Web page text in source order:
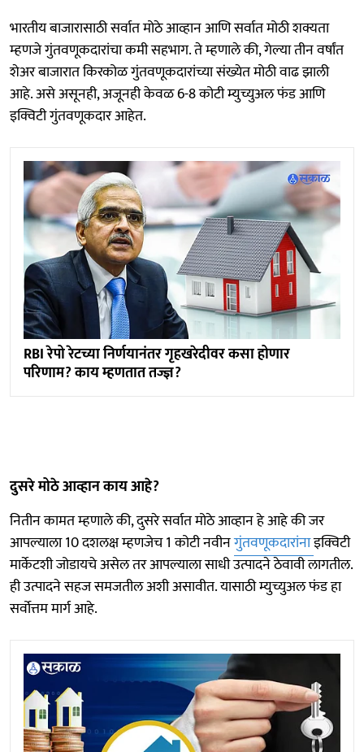
भारतीय बाजारासाठी सर्वात मोठे आव्हान आणि सर्वात मोठी शक्यता
म्हणजे गुंतवणूकदारांचा कमी सहभाग. ते म्हणाले की, गेल्या तीन वर्षांत
शेअर बाजारात किरकोळ गुंतवणूकदारांच्या संख्येत मोठी वाढ झाली
आहे. असे असूनही, अजूनही केवळ 6-8 कोटी म्युच्युअल फंड आणि
इक्विटी गुंतवणूकदार आहेत.
RBI रेपो रेटच्या निर्णयानंतर गृहखरेदीवर कसा होणार
परिणाम? काय म्हणतात तज्ज्ञ?
दुसरे मोठे आव्हान काय आहे?
नितीन कामत म्हणाले की, दुसरे सर्वात मोठे आव्हान हे आहे की जर
आपल्याला 10 दशलक्ष म्हणजेच 1 कोटी नवीनगुंतवणूकदारांनाइक्विटी
मार्केटशी जोडायचे असेल तर आपल्याला साधी उत्पादने ठेवावी लागतील.
ही उत्पादने सहज समजतील अशी असावीत. यासाठी म्युच्युअल फंड हा
सर्वोत्तम मार्ग आहे.